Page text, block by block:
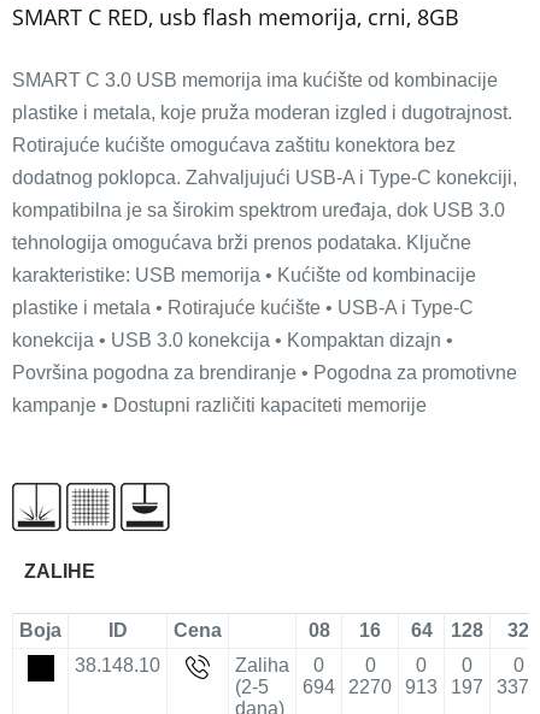
SMART C RED, usb flash memorija, crni, 8GB
SMART C 3.0 USB memorija ima kućište od kombinacije
plastike i metala, koje pruža moderan izgled i dugotrajnost.
Rotirajuće kućište omogućava zaštitu konektora bez
dodatnog poklopca. Zahvaljujući USB-A i Type-C konekciji,
kompatibilna je sa širokim spektrom uređaja, dok USB 3.0
tehnologija omogućava brži prenos podataka. Ključne
karakteristike: USB memorija • Kućište od kombinacije
plastike i metala • Rotirajuće kućište • USB-A i Type-C
konekcija • USB 3.0 konekcija • Kompaktan dizajn •
Površina pogodna za brendiranje • Pogodna za promotivne
kampanje • Dostupni različiti kapaciteti memorije
ZALIHE
Boja ID Cena 08 16 64 128
32
38.148.10
Zaliha
(2-5
dana)
0
694
0
2270
0
913
0
197
0
3373